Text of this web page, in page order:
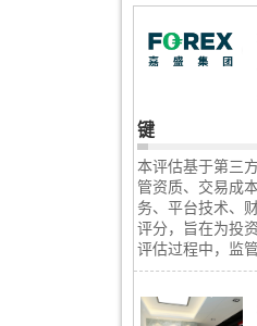
键
本评估基于第三
管资质、交易成
务、平台技术、
评分，旨在为投
评估过程中，监管